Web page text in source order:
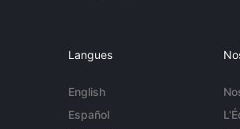
Langues
English
Español